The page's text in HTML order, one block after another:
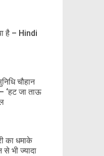
है – Hindi
चौहान
‘हट जा ताऊ
का धमाके
भी ज्यादा